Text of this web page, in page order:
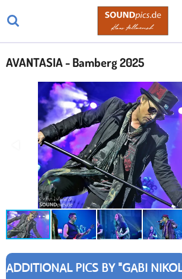
Zum
AVANTASIA - Bamberg 2025
ADDITIONAL PICS BY "GABI